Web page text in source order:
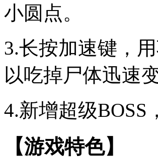
小圆点。
3.长按加速键，
以吃掉尸体迅速变
4.新增超级
【游戏特色】